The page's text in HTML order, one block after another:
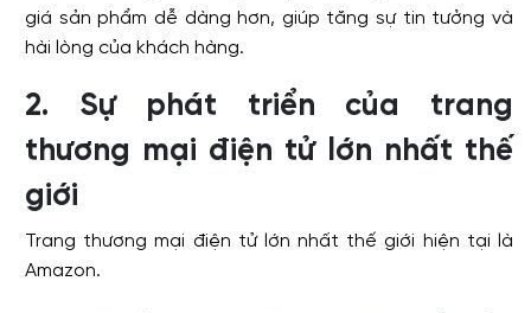
giá sản phẩm dễ dàng hơn, giúp tăng sự tin tưởng và
hài lòng của khách hàng.
2. Sự phát triển của trang
thương mại điện tử lớn nhất thế
giới
Trang thương mại điện tử lớn nhất thế giới hiện tại là
Amazon.